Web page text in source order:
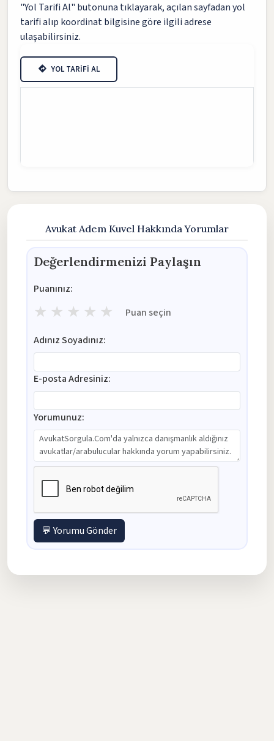
"Yol Tarifi Al" butonuna tıklayarak, açılan sayfadan yol
tarifi alıp koordinat bilgisine göre ilgili adrese
ulaşabilirsiniz.
YOL TARİFİ AL
Avukat Adem Kuvel Hakkında Yorumlar
Değerlendirmenizi Paylaşın
Puanınız:
★ ★ ★ ★ ★ Puan seçin
Adınız Soyadınız:
E-posta Adresiniz:
Yorumunuz:
💬 Yorumu Gönder